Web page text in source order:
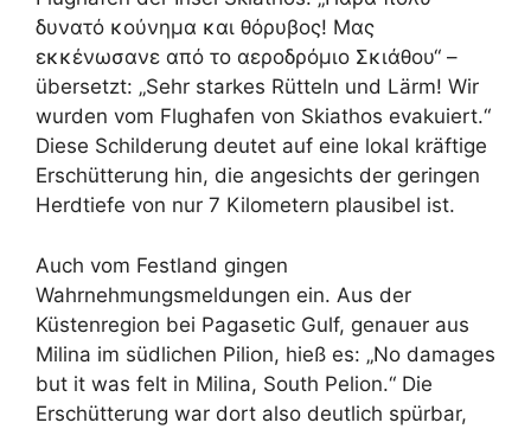
δυνατό κούνημα και θόρυβος! Μας
εκκένωσανε από το αεροδρόμιο Σκιάθου“ –
übersetzt: „Sehr starkes Rütteln und Lärm! Wir
wurden vom Flughafen von Skiathos evakuiert.“
Diese Schilderung deutet auf eine lokal kräftige
Erschütterung hin, die angesichts der geringen
Herdtiefe von nur 7 Kilometern plausibel ist.
Auch vom Festland gingen
Wahrnehmungsmeldungen ein. Aus der
Küstenregion bei Pagasetic Gulf, genauer aus
Milina im südlichen Pilion, hieß es: „No damages
but it was felt in Milina, South Pelion.“ Die
Erschütterung war dort also deutlich spürbar,